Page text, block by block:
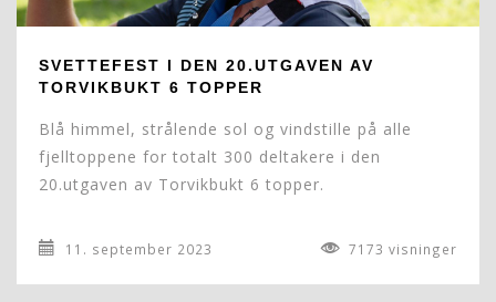
SVETTEFEST I DEN 20.UTGAVEN AV
TORVIKBUKT 6 TOPPER
Blå himmel, strålende sol og vindstille på alle
fjelltoppene for totalt 300 deltakere i den
20.utgaven av Torvikbukt 6 topper.
11. september 2023 7173 visninger